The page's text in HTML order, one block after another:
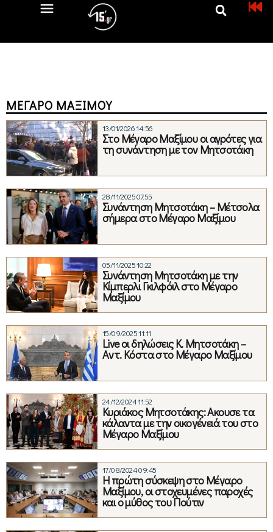
ΜΈΓΑΡΟ ΜΑΞΊΜΟΥ
13/01/2026 14:56
Στο Μέγαρο Μαξίμου οι αγρότες για
τη συνάντηση με τον Μητσοτάκη
28/11/2025 07:55
Συνάντηση Μητσοτάκη – Μέτσολα
σήμερα στο Μέγαρο Μαξίμου
05/11/2025 10:22
Συνάντηση Μητσοτάκη με την
Κίμπερλι Γκιλφόιλ στο Μέγαρο
Μαξίμου
15/09/2025 11:11
Live oι δηλώσεις Κ. Μητσοτάκη –
Aντ. Kόστα στο Μέγαρο Μαξίμου
24/12/2024 11:52
Κυριάκος Μητσοτάκης: Ακουσε τα
κάλαντα με την οικογένειά του στο
Μέγαρο Μαξίμου
17/08/2024 09:45
Η πρώτη σύσκεψη στο Μέγαρο
Μαξίμου, οι στοχευμένες παροχές
και ο μύθος του Πούτιν